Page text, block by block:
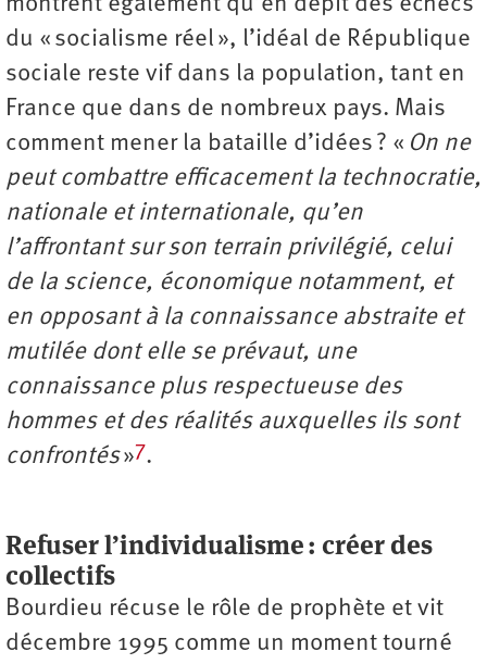
du « socialisme réel », l’idéal de République
sociale reste vif dans la population, tant en
France que dans de nombreux pays. Mais
comment mener la bataille d’idées ? « On ne
peut combattre efficacement la technocratie,
nationale et internationale, qu’en
l’affrontant sur son terrain privilégié, celui
de la science, économique notamment, et
en opposant à la connaissance abstraite et
mutilée dont elle se prévaut, une
connaissance plus respectueuse des
hommes et des réalités auxquelles ils sont
confrontés»7.
Refuser l’individualisme : créer des
collectifs
Bourdieu récuse le rôle de prophète et vit
décembre 1995 comme un moment tourné